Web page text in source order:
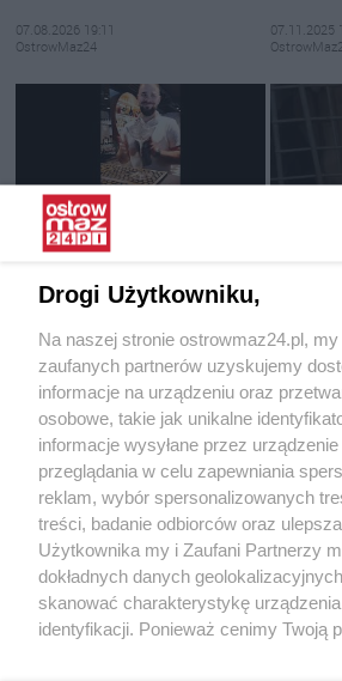
07.08.2026 19:11
OstrowMaz24
07.11.2025
Restauracja W.O.R zaprasza na
OstrowMaz24
Wieczór z muzyką Krzysztofa
Krawczyka w Starej Elektrowni
07.05.2025 12:31
OstrowMaz24
06.04.2025
Drogi Użytkowniku,
Na naszej stronie ostrowmaz24.pl,
zaufanych partnerów uzyskujemy
informacje na urządzeniu oraz
osobowe, takie jak unikalne
informacje wysyłane przez
przeglądania w celu zapewniania
reklam, wybór spersonalizowanych
treści, badanie odbiorców oraz
Użytkownika my i Zaufani Partnerzy
dokładnych danych
skanować charakterystykę
identyfikacji. Ponieważ cenimy Twoją